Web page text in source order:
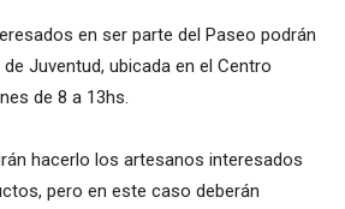
en ser parte del Paseo podrán
Juventud, ubicada en el Centro
de 8 a 13hs.
hacerlo los artesanos interesados
pero en este caso deberán